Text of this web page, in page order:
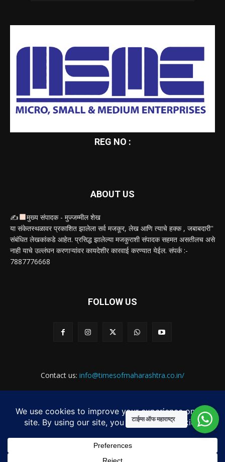
REG NO :
ABOUT US
✍
मुख्य संपादक - मुज्जम्मील शेख
या संकेतस्थळावर प्रकाशित झालेला सर्व मजकूर, लेख आणि त्याचे हक्क , जबाबदारी''
संबंधित लेखकांकडे आहेत. प्रसिद्ध झालेल्या मजकुराशी संपादक सहमत असतीलच असे
नाही याचे उल्लंघन करणाऱ्यांवर कायदेशीर कारवाई करण्यात येईल. संपर्क :-
7887776668
FOLLOW US
Contact us: info@timesofmaharashtra.co.in/
ABOUT US CONTACT US
PRIVACY POLICYटाईम्स ऑफ महाराष्ट्र